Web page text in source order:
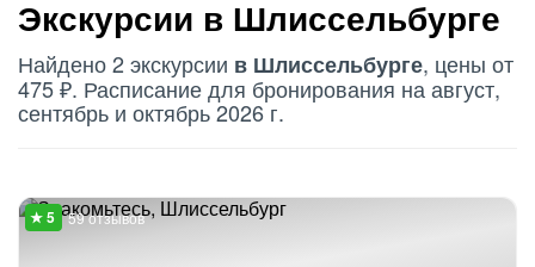
Экскурсии в Шлиссельбурге
Найдено 2 экскурсии в Шлиссельбурге, цены от
475 ₽. Расписание для бронирования на август,
сентябрь и октябрь 2026 г.
59 отзывов